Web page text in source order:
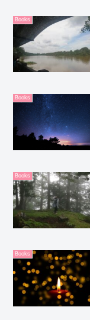
Books
Books
Books
Books